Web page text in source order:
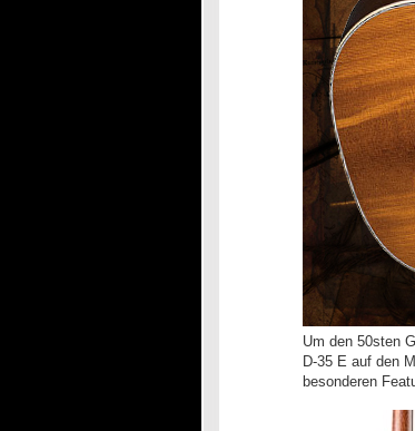
Um den 50sten
D-35 E auf den
besonderen